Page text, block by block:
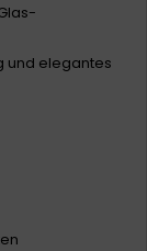
und elegantes